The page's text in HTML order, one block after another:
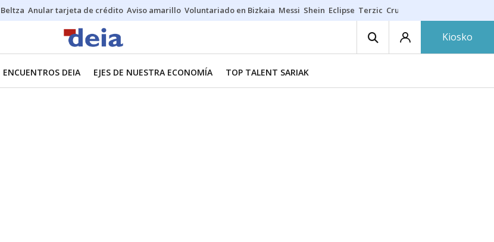
Beltza Anular tarjeta de crédito Aviso amarillo Voluntariado en Bizkaia Messi Shein Eclipse Terzic Cruz Gorbeia
Kiosko
ENCUENTROS DEIA EJES DE NUESTRA ECONOMÍA TOP TALENT SARIAK